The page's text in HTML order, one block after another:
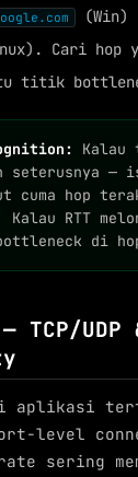
(Win)
Cari hop
titik
Kalau
seterusnya —
cuma hop
Kalau RTT
di
TCP/UDP
aplikasi
level
sering